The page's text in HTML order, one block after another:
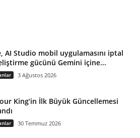
AI Studio mobil uygulamasını iptal
gücünü Gemini içine...
3 Ağustos 2026
King’in İlk Büyük Güncellemesi
30 Temmuz 2026